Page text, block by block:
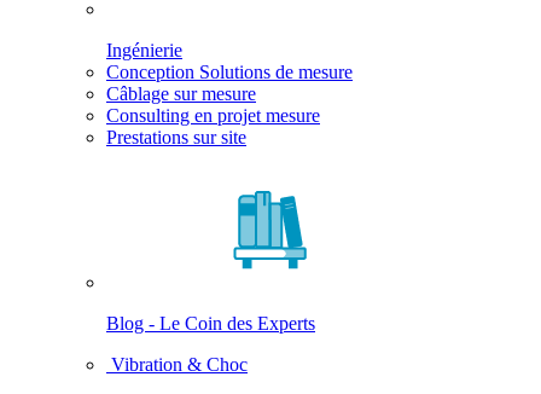
Ingénierie
Conception Solutions de mesure
Câblage sur mesure
Consulting en projet mesure
Prestations sur site
Blog - Le Coin des Experts
Vibration & Choc